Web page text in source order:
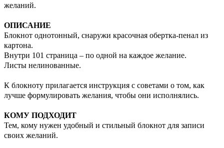
желаний.
ОПИСАНИЕ
Блокнот однотонный, снаружи красочная обертка-пенал из
картона.
Внутри 101 страница – по одной на каждое желание.
Листы нелинованные.
К блокноту прилагается инструкция с советами о том, как
лучше формулировать желания, чтобы они исполнялись.
КОМУ ПОДХОДИТ
Тем, кому нужен удобный и стильный блокнот для записи
своих желаний.